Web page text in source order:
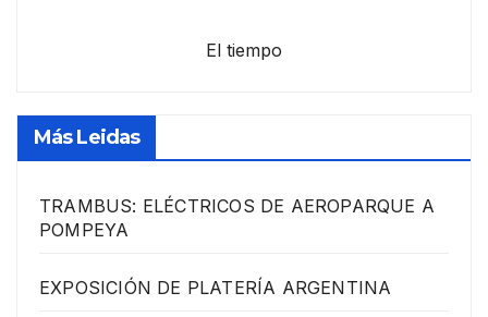
El tiempo
Más Leidas
TRAMBUS: ELÉCTRICOS DE AEROPARQUE A
POMPEYA
EXPOSICIÓN DE PLATERÍA ARGENTINA